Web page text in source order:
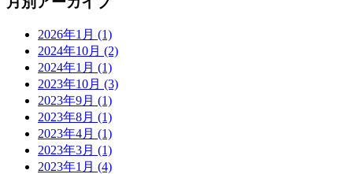
2026年1月 (1)
2024年10月 (2)
2024年1月 (1)
2023年10月 (3)
2023年9月 (1)
2023年8月 (1)
2023年4月 (1)
2023年3月 (1)
2023年1月 (4)